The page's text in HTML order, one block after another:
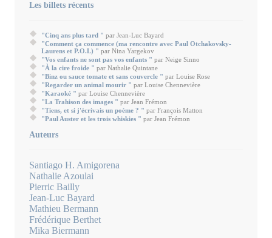
Les billets récents
"Cinq ans plus tard " par Jean-Luc Bayard
"Comment ça commence (ma rencontre avec Paul Otchakovsky-
Laurens et P.O.L) " par Nina Yargekov
"Vos enfants ne sont pas vos enfants " par Neige Sinno
"À la cire froide " par Nathalie Quintane
"Binz ou sauce tomate et sans couvercle " par Louise Rose
"Regarder un animal mourir " par Louise Chennevière
"Karaoké " par Louise Chennevière
"La Trahison des images " par Jean Frémon
"Tiens, et si j'écrivais un poème ? " par François Matton
"Paul Auster et les trois whiskies " par Jean Frémon
Auteurs
Santiago H. Amigorena
Nathalie Azoulai
Pierric Bailly
Jean-Luc Bayard
Mathieu Bermann
Frédérique Berthet
Mika Biermann